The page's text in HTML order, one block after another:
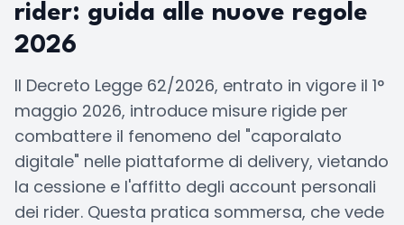
rider: guida alle nuove regole
2026
Il Decreto Legge 62/2026, entrato in vigore il 1°
maggio 2026, introduce misure rigide per
combattere il fenomeno del "caporalato
digitale" nelle piattaforme di delivery, vietando
la cessione e l'affitto degli account personali
dei rider. Questa pratica sommersa, che vede